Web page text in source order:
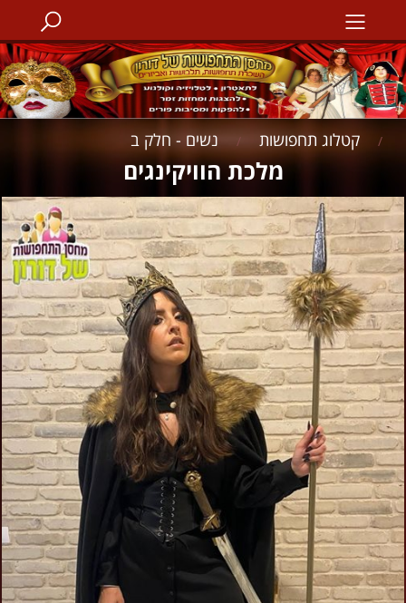
/ קטלוג תחפושות / נשים - חלק ב
מלכת הוויקינגים